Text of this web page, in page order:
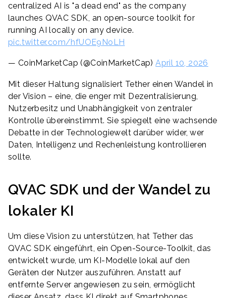
centralized AI is "a dead end" as the company
launches QVAC SDK, an open-source toolkit for
running AI locally on any device.
pic.twitter.com/hfUOE9NoLH
— CoinMarketCap (@CoinMarketCap)April 10, 2026
Mit dieser Haltung signalisiert Tether einen Wandel in
der Vision – eine, die enger mit Dezentralisierung,
Nutzerbesitz und Unabhängigkeit von zentraler
Kontrolle übereinstimmt. Sie spiegelt eine wachsende
Debatte in der Technologiewelt darüber wider, wer
Daten, Intelligenz und Rechenleistung kontrollieren
sollte.
QVAC SDK und der Wandel zu
lokaler KI
Um diese Vision zu unterstützen, hat Tether das
QVAC SDK eingeführt, ein Open-Source-Toolkit, das
entwickelt wurde, um KI-Modelle lokal auf den
Geräten der Nutzer auszuführen. Anstatt auf
entfernte Server angewiesen zu sein, ermöglicht